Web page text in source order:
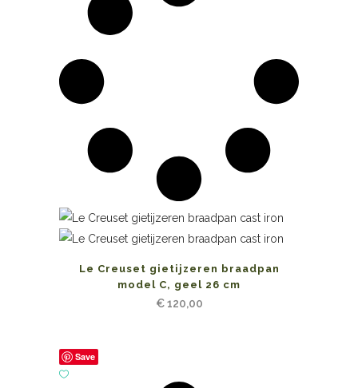
Le Creuset gietijzeren braadpan
model C, geel 26 cm
€120,00
Save